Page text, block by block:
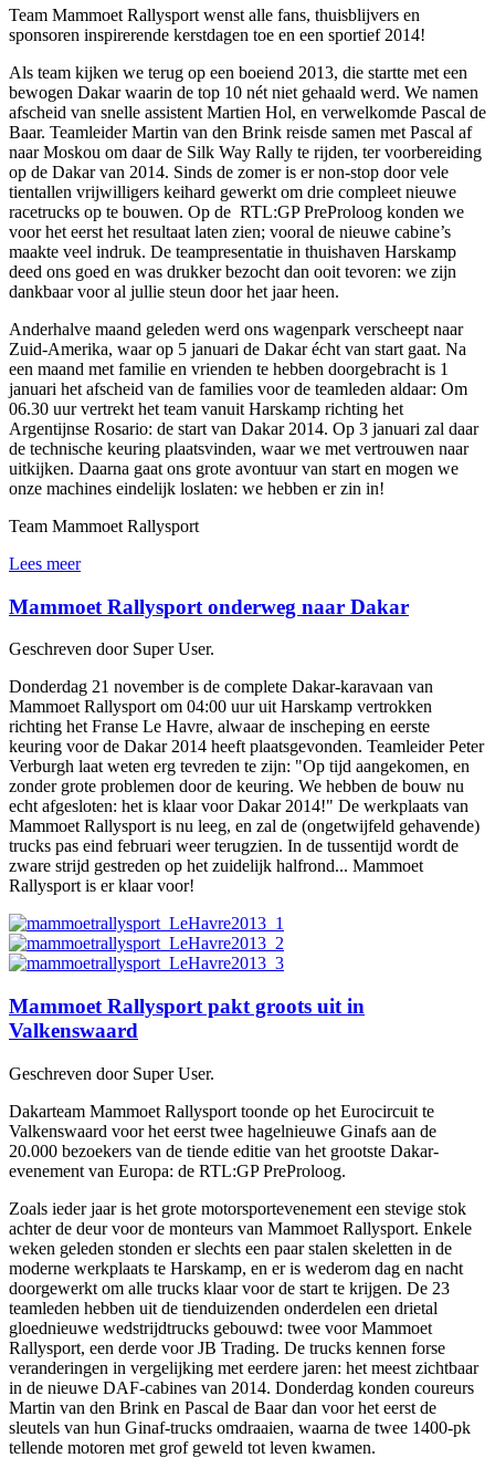
Team Mammoet Rallysport wenst alle fans, thuisblijvers en
sponsoren inspirerende kerstdagen toe en een sportief 2014!
Als team kijken we terug op een boeiend 2013, die startte met een
bewogen Dakar waarin de top 10 nét niet gehaald werd. We namen
afscheid van snelle assistent Martien Hol, en verwelkomde Pascal de
Baar. Teamleider Martin van den Brink reisde samen met Pascal af
naar Moskou om daar de Silk Way Rally te rijden, ter voorbereiding
op de Dakar van 2014. Sinds de zomer is er non-stop door vele
tientallen vrijwilligers keihard gewerkt om drie compleet nieuwe
racetrucks op te bouwen. Op de RTL:GP PreProloog konden we
voor het eerst het resultaat laten zien; vooral de nieuwe cabine’s
maakte veel indruk. De teampresentatie in thuishaven Harskamp
deed ons goed en was drukker bezocht dan ooit tevoren: we zijn
dankbaar voor al jullie steun door het jaar heen.
Anderhalve maand geleden werd ons wagenpark verscheept naar
Zuid-Amerika, waar op 5 januari de Dakar écht van start gaat. Na
een maand met familie en vrienden te hebben doorgebracht is 1
januari het afscheid van de families voor de teamleden aldaar: Om
06.30 uur vertrekt het team vanuit Harskamp richting het
Argentijnse Rosario: de start van Dakar 2014. Op 3 januari zal daar
de technische keuring plaatsvinden, waar we met vertrouwen naar
uitkijken. Daarna gaat ons grote avontuur van start en mogen we
onze machines eindelijk loslaten: we hebben er zin in!
Team Mammoet Rallysport
Lees meer
Mammoet Rallysport onderweg naar Dakar
Geschreven door Super User.
Donderdag 21 november is de complete Dakar-karavaan van
Mammoet Rallysport om 04:00 uur uit Harskamp vertrokken
richting het Franse Le Havre, alwaar de inscheping en eerste
keuring voor de Dakar 2014 heeft plaatsgevonden. Teamleider Peter
Verburgh laat weten erg tevreden te zijn: "Op tijd aangekomen, en
zonder grote problemen door de keuring. We hebben de bouw nu
echt afgesloten: het is klaar voor Dakar 2014!" De werkplaats van
Mammoet Rallysport is nu leeg, en zal de (ongetwijfeld gehavende)
trucks pas eind februari weer terugzien. In de tussentijd wordt de
zware strijd gestreden op het zuidelijk halfrond... Mammoet
Rallysport is er klaar voor!
Mammoet Rallysport pakt groots uit in
Valkenswaard
Geschreven door Super User.
Dakarteam Mammoet Rallysport toonde op het Eurocircuit te
Valkenswaard voor het eerst twee hagelnieuwe Ginafs aan de
20.000 bezoekers van de tiende editie van het grootste Dakar-
evenement van Europa: de RTL:GP PreProloog.
Zoals ieder jaar is het grote motorsportevenement een stevige stok
achter de deur voor de monteurs van Mammoet Rallysport. Enkele
weken geleden stonden er slechts een paar stalen skeletten in de
moderne werkplaats te Harskamp, en er is wederom dag en nacht
doorgewerkt om alle trucks klaar voor de start te krijgen. De 23
teamleden hebben uit de tienduizenden onderdelen een drietal
gloednieuwe wedstrijdtrucks gebouwd: twee voor Mammoet
Rallysport, een derde voor JB Trading. De trucks kennen forse
veranderingen in vergelijking met eerdere jaren: het meest zichtbaar
in de nieuwe DAF-cabines van 2014. Donderdag konden coureurs
Martin van den Brink en Pascal de Baar dan voor het eerst de
sleutels van hun Ginaf-trucks omdraaien, waarna de twee 1400-pk
tellende motoren met grof geweld tot leven kwamen.